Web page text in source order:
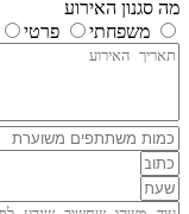
מה סגנון האירוע
משפחתי
פרטי